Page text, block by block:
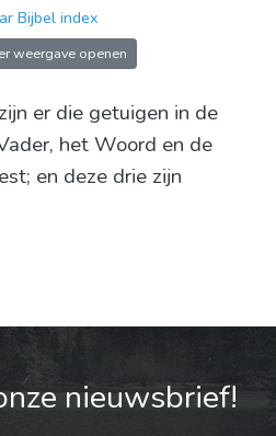
Bijbel index
weergave openen
er die getuigen in de
het Woord en de
en deze drie zijn
nieuwsbrief!